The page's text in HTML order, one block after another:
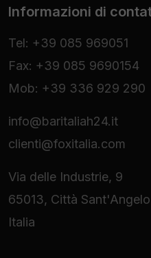
Informazioni di
Tel: +39 085 969051
Fax: +39 085 9690154
Mob: +39 336 929 290
info@baritaliah24.it
clienti@foxitalia.com
Via delle Industrie, 9
65013, Città
Italia